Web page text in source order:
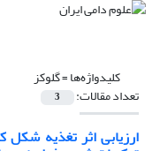
کلیدواژه‌ها =گلوکز
تعداد مقالات: 3
ارزیابی اثر تغذیه